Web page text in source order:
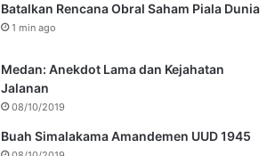
Batalkan Rencana Obral Saham Piala Dunia
1 min ago
Medan: Anekdot Lama dan Kejahatan
Jalanan
08/10/2019
Buah Simalakama Amandemen UUD 1945